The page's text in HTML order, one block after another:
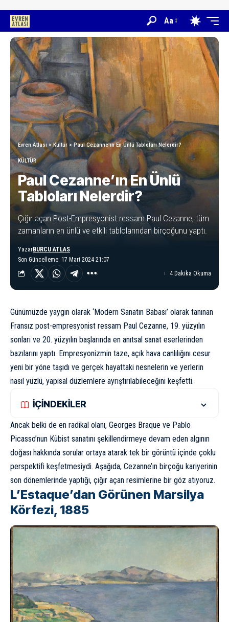
Aa
Evren Atlası >Kültür > Paul Cezanne’ın En Ünlü Tabloları Nelerdir?
KÜLTÜR
Paul Cezanne’ın En Ünlü
Tabloları Nelerdir?
Çığır açan Post-Empresyonist ressam Paul Cezanne, tüm
zamanların en ünlü ve etkili tablolarından birçoğunu yaptı.
Son Güncelleme: 17 Mart 2024 21:07
YazarBURCU ATLAS
4 Dakika Okuma
Günümüzde yaygın olarak ‘Modern Sanatın Babası’ olarak tanınan
Fransız post-empresyonist ressam Paul Cezanne, 19. yüzyılın
sonları ve 20. yüzyılın başlarında en anıtsal sanat eserlerinden
bazılarını yaptı. Empresyonizmin taze, açık hava canlılığını cesur
yeni bir yöne taşıdı ve gerçek hayattaki nesnelerin ve yerlerin
nasıl yüzlü, yapısal düzlemlere ayrıştırılabileceğini keşfetti.
İÇİNDEKİLER
Ancak belki de en radikal olanı, Georges Braque ve Pablo
Picasso’nun Kübist sanatını şekillendirmeye devam eden algının
doğası hakkında sorular ortaya atarak tek bir görüntü içinde çoklu
perspektifi keşfetmesiydi. Aşağıda, Cezanne’ın birçoğu kariyerinin
son dönemlerinde yaptığı, çığır açan resimlerine bir göz atıyoruz.
L’Estaque’dan Görünen Marsilya
Körfezi, 1885